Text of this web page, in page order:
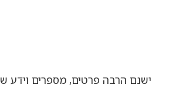
ישנם הרבה פרטים, מספרים וידע